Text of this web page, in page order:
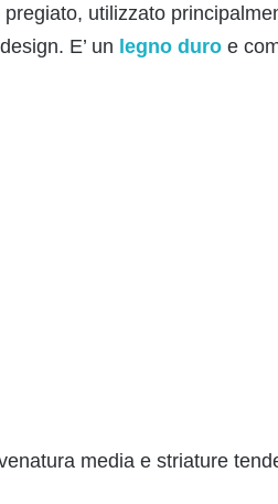
utilizzato
E’ un legno duro e
media e striature